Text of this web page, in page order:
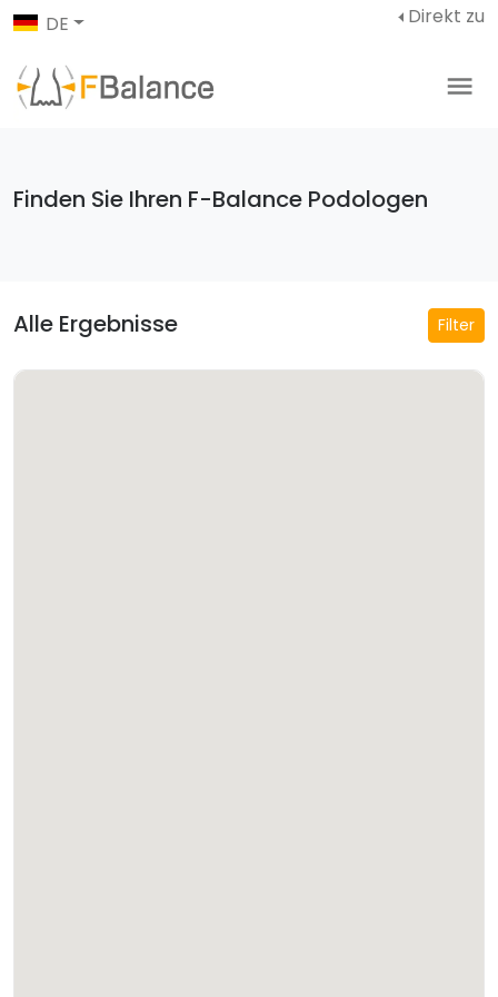
DE Direkt zu
Finden Sie Ihren F-Balance Podologen
Alle Ergebnisse Filter